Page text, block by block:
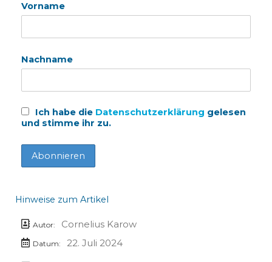
Vorname
Nachname
Ich habe die Datenschutzerklärung gelesen
und stimme ihr zu.
Hinweise zum Artikel
Autor: Cornelius Karow
Datum:
22. Juli 2024